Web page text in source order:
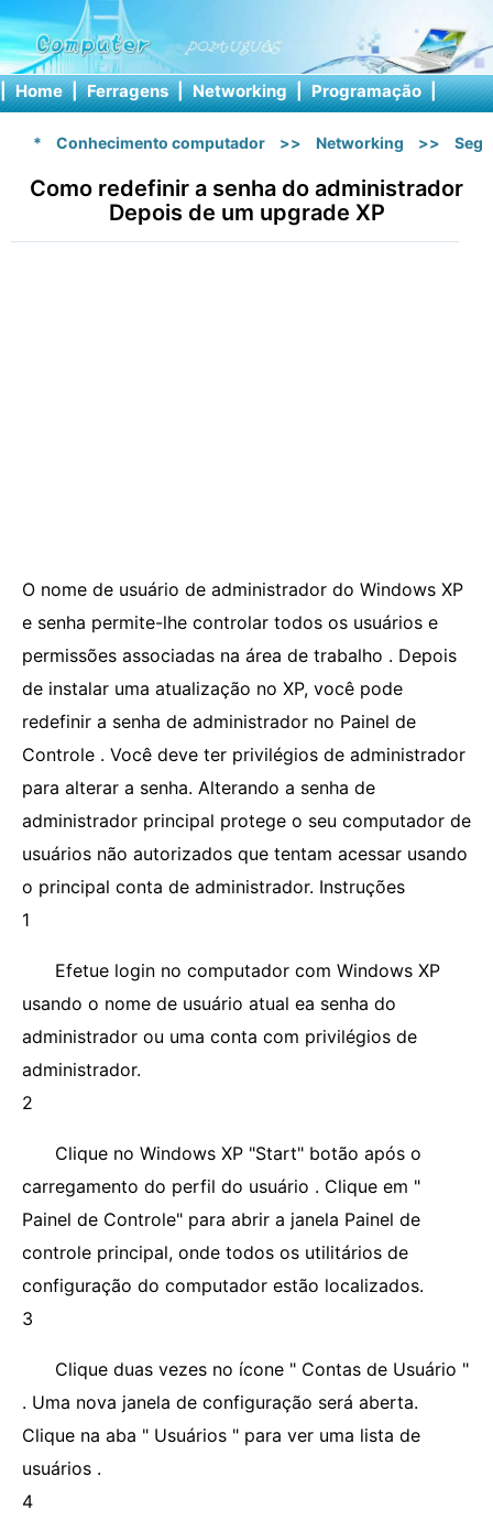
| Home | Ferragens | Networking | Programação |
* Conhecimento computador >> Networking >>
Como redefinir a senha do administrador
Depois de um upgrade XP
O nome de usuário de administrador do Windows XP
e senha permite-lhe controlar todos os usuários e
permissões associadas na área de trabalho . Depois
de instalar uma atualização no XP, você pode
redefinir a senha de administrador no Painel de
Controle . Você deve ter privilégios de administrador
para alterar a senha. Alterando a senha de
administrador principal protege o seu computador de
usuários não autorizados que tentam acessar usando
o principal conta de administrador. Instruções
1
Efetue login no computador com Windows XP
usando o nome de usuário atual ea senha do
administrador ou uma conta com privilégios de
administrador.
2
Clique no Windows XP "Start" botão após o
carregamento do perfil do usuário . Clique em "
Painel de Controle" para abrir a janela Painel de
controle principal, onde todos os utilitários de
configuração do computador estão localizados.
3
Clique duas vezes no ícone " Contas de Usuário "
. Uma nova janela de configuração será aberta.
Clique na aba " Usuários " para ver uma lista de
usuários .
4